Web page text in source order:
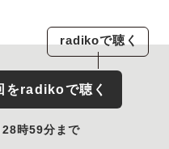
radikoで聴く
をradikoで聴く
時59分まで